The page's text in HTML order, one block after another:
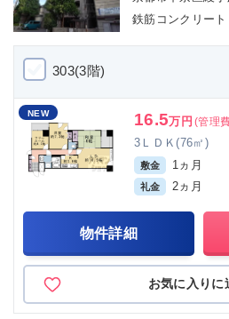
鉄筋コンクリート
303(3階)
NEW 16.5万円 (管理
3ＬＤＫ(76㎡)
敷金 1ヵ月
礼金 2ヵ月
物件詳細
お気に入りに